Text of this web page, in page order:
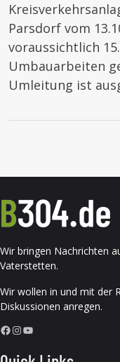
Parsdorf vom
voraussichtlich
Umbauarbeiten
Umleitung ist
Wir bringen Nachrichten
Vaterstetten.
Wir wollen in und mit der
Diskussionen anregen.
Facebook InstagramYouTube